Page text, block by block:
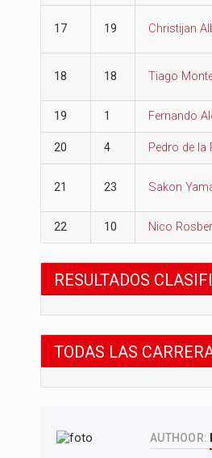
17 19 Christijan
18 18 Tiago
19 1 Fernando
20 4 Pedro de la
21 23 Sakon
22 10 Nico
RESULTADOS
TODAS LAS
AUTHOOR: